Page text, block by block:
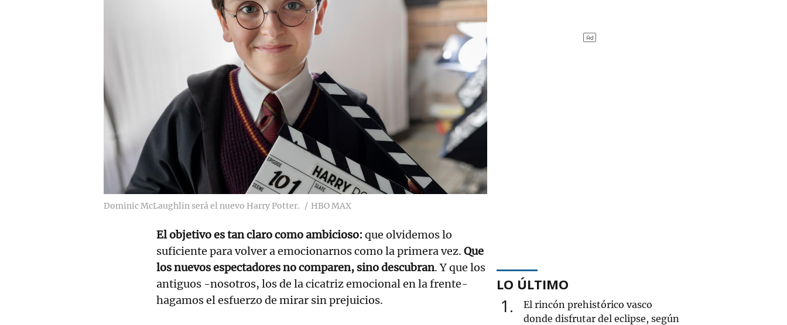
Dominic McLaughlin será el nuevo Harry Potter. HBO MAX
El objetivo es tan claro como ambicioso: que olvidemos lo
suficiente para volver a emocionarnos como la primera vez. Que
los nuevos espectadores no comparen, sino descubran. Y que los
antiguos -nosotros, los de la cicatriz emocional en la frente-
hagamos el esfuerzo de mirar sin prejuicios.
LO ÚLTIMO
1
El rincón prehistórico vasco
donde disfrutar del eclipse, según